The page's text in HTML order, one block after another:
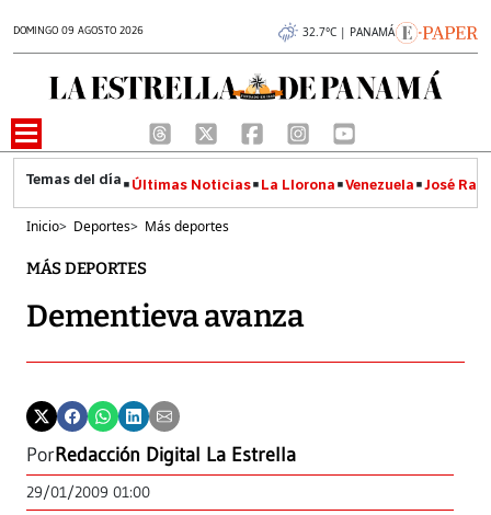
DOMINGO 09 AGOSTO 2026 32.7°C | PANAMÁ
Últimas Noticias La Llorona Venezuela José
Inicio> Deportes> Más deportes
MÁS DEPORTES
Dementieva avanza
PorRedacción Digital La Estrella
29/01/2009 01:00